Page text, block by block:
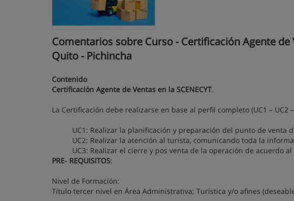
Comentarios sobre Curso - Certificación Agente de
Quito - Pichincha
Contenido
Certificación Agente de Ventas en la SCENECYT.
La Certificación debe realizarse en base al perfil completo (UC1 – UC2
UC1: Realizar la planificación y preparación del punto de venta
UC2: Realizar la atención al turista, comunicando toda la
UC3: Realizar el cierre y pos venta de la operación de acuerdo
PRE- REQUISITOS:
Nivel de Formación:
Título tercer nivel en Área Administrativa; Turística y/o afines